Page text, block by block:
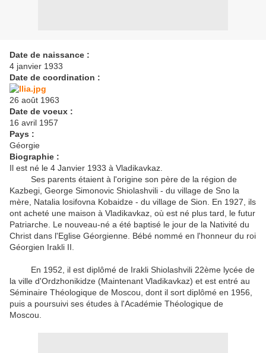
Date de naissance :
4 janvier 1933
Date de coordination :
26 août 1963
Date de voeux :
16 avril 1957
Pays :
Géorgie
Biographie :
Il est né le 4 Janvier 1933 à Vladikavkaz.
Ses parents étaient à l'origine son père de la région de
Kazbegi, George Simonovic Shiolashvili - du village de Sno la
mère, Natalia losifovna Kobaidze - du village de Sion.
En 1927, ils
ont acheté une maison à Vladikavkaz, où est né plus tard, le futur
Patriarche. Le nouveau-né a été baptisé le jour de la Nativité du
Christ dans l'Eglise Géorgienne. Bébé nommé en l'honneur du roi
Géorgien Irakli II.
En 1952, il est diplômé de Irakli Shiolashvili 22ème lycée de
la ville d'Ordzhonikidze (Maintenant Vladikavkaz) et est entré au
Séminaire Théologique de Moscou, dont il sort diplômé en 1956,
puis a poursuivi ses études à l'Académie Théologique de
Moscou.